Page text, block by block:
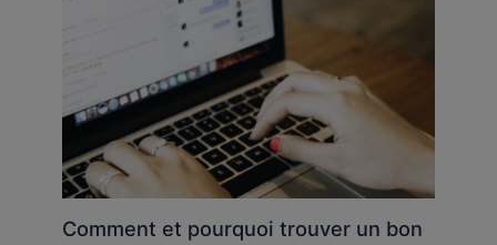
Comment et pourquoi trouver un bon